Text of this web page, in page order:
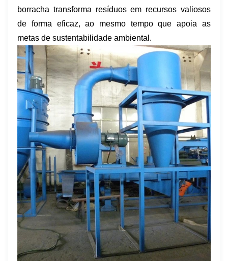
borracha transforma resíduos em recursos valiosos
de forma eficaz, ao mesmo tempo que apoia as
metas de sustentabilidade ambiental.